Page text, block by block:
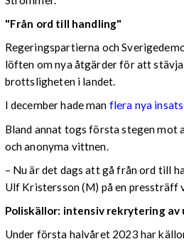
"Från ord till handling"
Regeringspartierna och
löften om nya åtgärder för att
brottsligheten i landet.
I december hade man flera nya
Bland annat togs första stegen
och anonyma vittnen.
– Nu är det dags att gå från ord till
Ulf Kristersson (M) på en
Poliskällor: intensiv rekrytering av
Under första halvåret 2023 har